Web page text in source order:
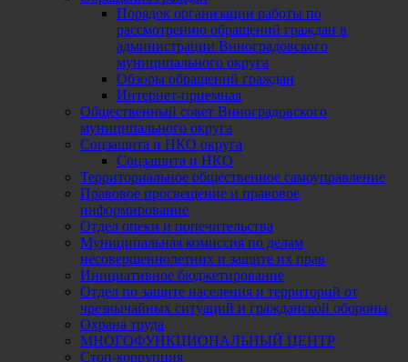
Порядок организации работы по
рассмотрению обращений граждан в
администрации Виноградовского
муниципального округа
Обзоры обращений граждан
Интернет-приемная
Общественный совет Виноградовского
муниципального округа
Соцзащита и НКО округа
Соцзащита и НКО
Территориальное общественное самоуправление
Правовое просвещение и правовое
информирование
Отдел опеки и попечительства
Муниципальная комиссия по делам
несовершеннолетних и защите их прав
Инициативное бюджетирование
Отдел по защите населения и территорий от
чрезвычайных ситуаций и гражданской обороны
Охрана труда
МНОГОФУНКЦИОНАЛЬНЫЙ ЦЕНТР
Стоп-коррупция